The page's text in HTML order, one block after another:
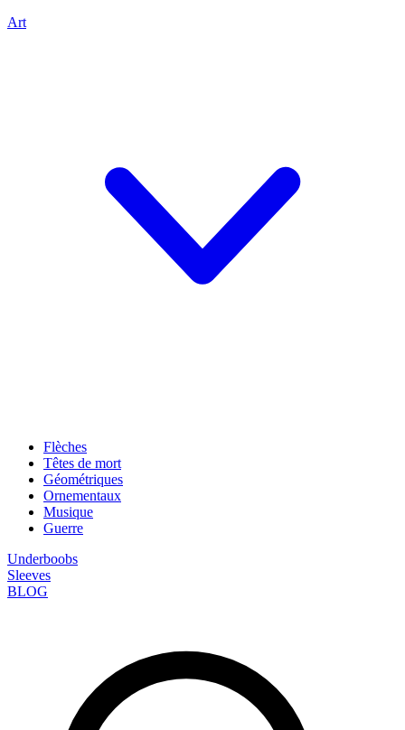
Art
Flèches
Têtes de mort
Géométriques
Ornementaux
Musique
Guerre
Underboobs
Sleeves
BLOG